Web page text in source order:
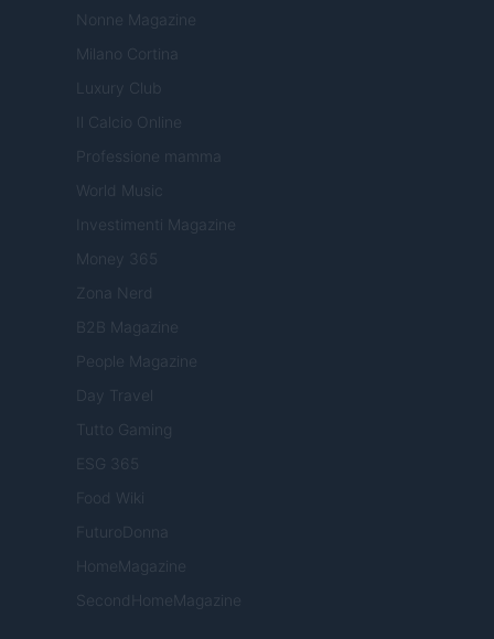
Nonne Magazine
Milano Cortina
Luxury Club
Il Calcio Online
Professione mamma
World Music
Investimenti Magazine
Money 365
Zona Nerd
B2B Magazine
People Magazine
Day Travel
Tutto Gaming
ESG 365
Food Wiki
FuturoDonna
HomeMagazine
SecondHomeMagazine